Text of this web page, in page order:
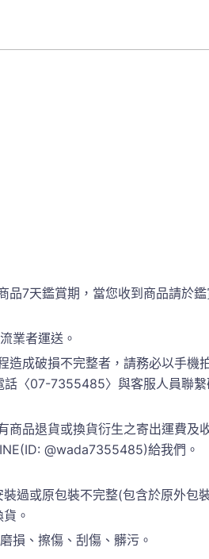
7天鑑賞期，當您收到商品請於
業者運送。
成破損不完整者，請務必以手機
〈07-7355485〉與客服人員聯
品退貨或換貨衍生之寄出運費
@wada7355485)給我們。
過或原包裝不完整(包含於原外包
。
損、擦傷、刮傷、髒污。